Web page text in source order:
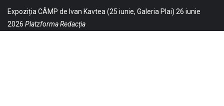
Expoziția CÂMP de Ivan Kavtea (25 iunie, Galeria Plai) 26 iunie
2026 Platzforma Redacția